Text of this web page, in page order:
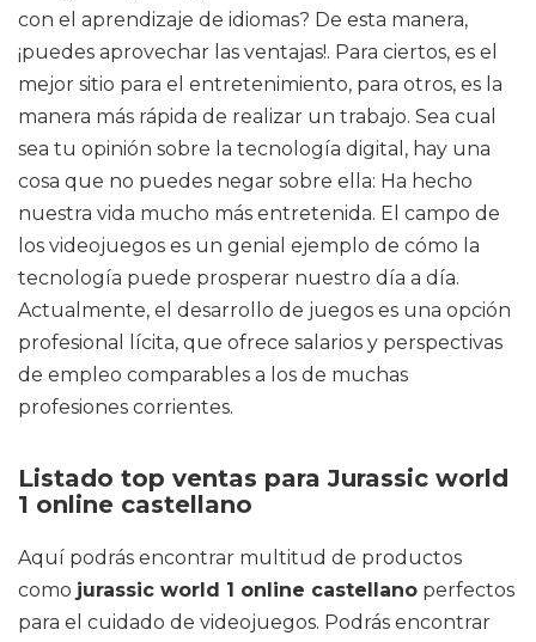
con el aprendizaje de idiomas? De esta manera,
¡puedes aprovechar las ventajas!. Para ciertos, es el
mejor sitio para el entretenimiento, para otros, es la
manera más rápida de realizar un trabajo. Sea cual
sea tu opinión sobre la tecnología digital, hay una
cosa que no puedes negar sobre ella: Ha hecho
nuestra vida mucho más entretenida. El campo de
los videojuegos es un genial ejemplo de cómo la
tecnología puede prosperar nuestro día a día.
Actualmente, el desarrollo de juegos es una opción
profesional lícita, que ofrece salarios y perspectivas
de empleo comparables a los de muchas
profesiones corrientes.
Listado top ventas para Jurassic world
1 online castellano
Aquí podrás encontrar multitud de productos
como jurassic world 1 online castellano perfectos
para el cuidado de videojuegos. Podrás encontrar